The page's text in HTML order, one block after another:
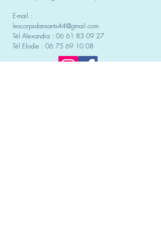
E-mail :
lescorpsdansants44@gmail.com
Tél Alexandra : 06 61 83 09 27
Tél Elodie : 06 75 69 10 08